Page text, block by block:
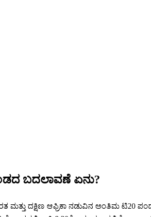
ಬದಲಾವಣೆ ಏನು?
ಮತ್ತು ದಕ್ಷಿಣ ಆಫ್ರಿಕಾ ನಡುವಿನ ಅಂತಿಮ ಟಿ20